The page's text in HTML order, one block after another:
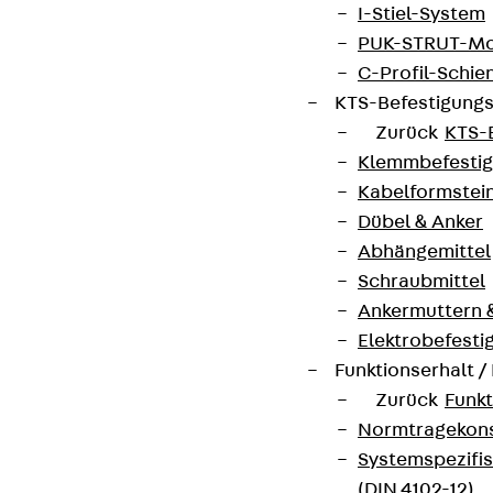
I-Stiel-System
PUK-STRUT-
C-Profil-
KTS-
Zurück
Dübel & Anker
Abhängemittel
Schraubmittel
Ankermuttern
Funktionserhalt
Zurück